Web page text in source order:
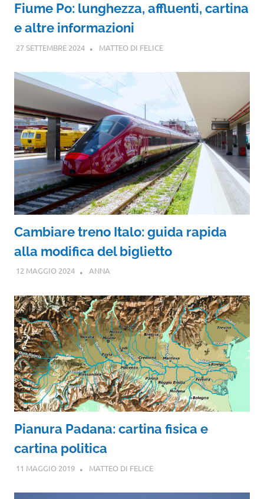
Fiume Po: lunghezza, affluenti, cartina
e altre informazioni
27 SETTEMBRE 2024 MATTEO DI FELICE
Cambiare treno Italo: guida rapida
alla modifica del biglietto
12 MAGGIO 2024 ANNA
Pianura Padana: cartina fisica e
cartina politica
11 MAGGIO 2019 MATTEO DI FELICE